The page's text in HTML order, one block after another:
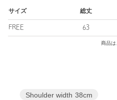
め。
オフの日にはデニムで合わせて
サイズ 総丈
FREE 63
商品は
Shoulder width 38cm